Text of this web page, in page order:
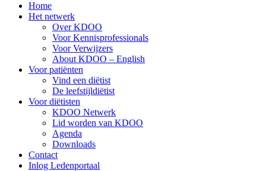
Home
Het netwerk
Over KDOO
Voor Kennisprofessionals
Voor Verwijzers
About KDOO – English
Voor patiënten
Vind een diëtist
De leefstijldiëtist
Voor diëtisten
KDOO Netwerk
Lid worden van KDOO
Agenda
Downloads
Contact
Inlog Ledenportaal